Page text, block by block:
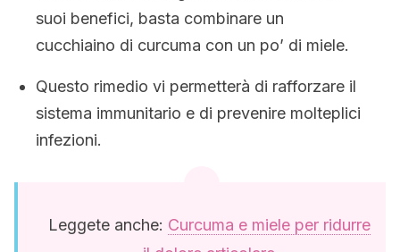
suoi benefici, basta combinare un
cucchiaino di curcuma con un po’ di miele.
Questo rimedio vi permetterà di rafforzare il
sistema immunitario e di prevenire molteplici
infezioni.
Leggete anche: Curcuma e miele per ridurre